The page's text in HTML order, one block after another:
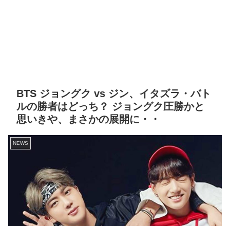
BTS ジョングク vs ジン、イタズラ・バト
ルの勝者はどっち？ ジョングク圧勝かと
思いきや、まさかの展開に・・
NEWS